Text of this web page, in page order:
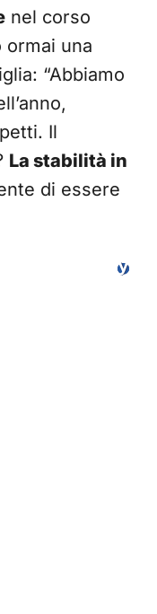
nel corso
ormai una
“Abbiamo
Il
La stabilità in
di essere